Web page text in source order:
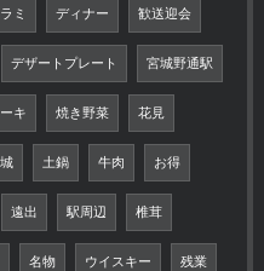
ミ ディナー 歓送迎会
デザートプレート 宮城野通駅
キ 焼き野菜 花見
土鍋 牛肉 お得
遠出 駅周辺 椎茸
名物 ウイスキー 残業